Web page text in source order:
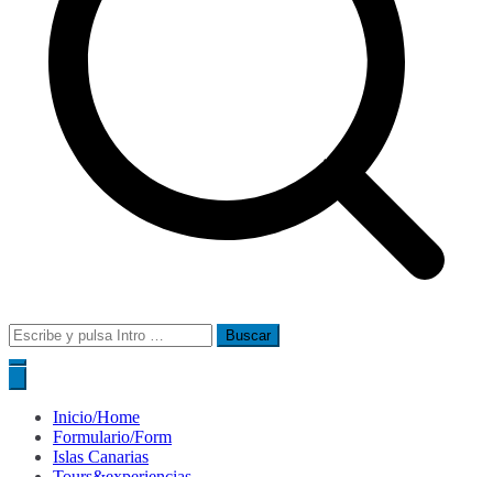
Buscar:
Inicio/Home
Formulario/Form
Islas Canarias